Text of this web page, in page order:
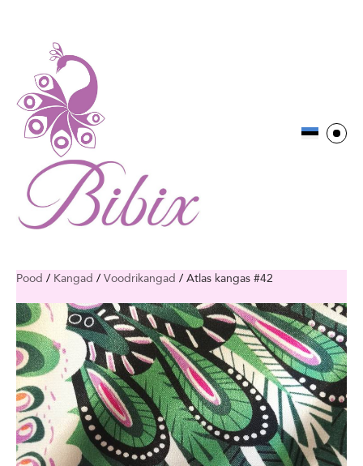
Pood / Kangad / Voodrikangad / Atlas kangas #42